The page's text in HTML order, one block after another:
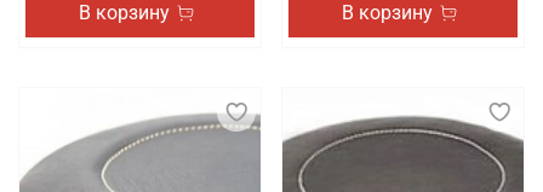
В корзину В корзину